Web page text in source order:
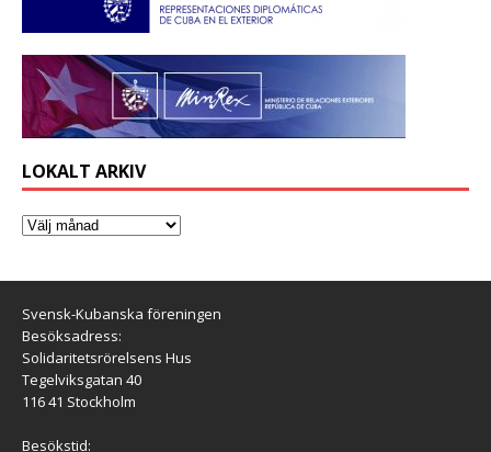
LOKALT ARKIV
Svensk-Kubanska föreningen
Besöksadress:
Solidaritetsrörelsens Hus
Tegelviksgatan 40
116 41 Stockholm
Besökstid: